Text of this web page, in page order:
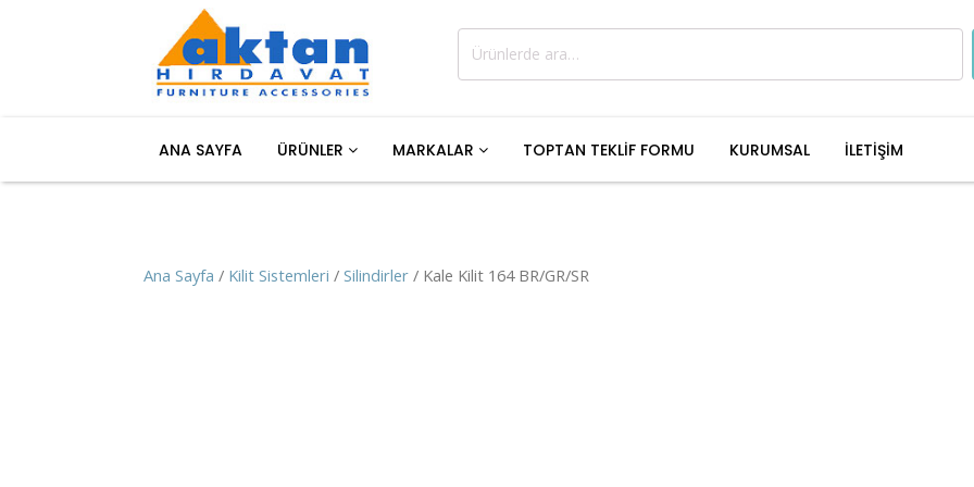
Ara:
ANA SAYFA ÜRÜNLER MARKALAR TOPTAN TEKLİF FORMU KURUMSAL İLETİŞİM
Ana Sayfa / Kilit Sistemleri / Silindirler / Kale Kilit 164 BR/GR/SR